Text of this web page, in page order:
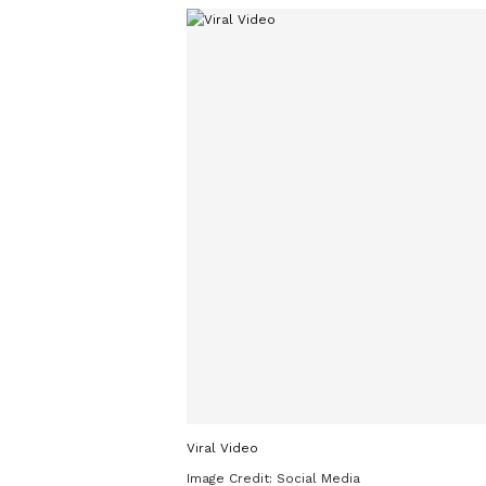
Viral Video
Image Credit: Social Media